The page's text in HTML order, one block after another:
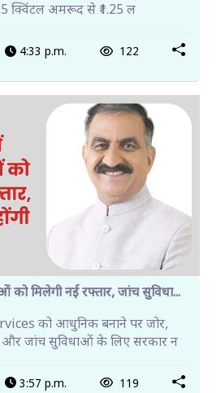
क्विंटल अमरूद से ₹1.25 ल
4:33 p.m. 122
को मिलेगी नई रफ्तार, जांच सुविधा...
को आधुनिक बनाने पर जोर,
जांच सुविधाओं के लिए सरकार न
3:57 p.m. 119